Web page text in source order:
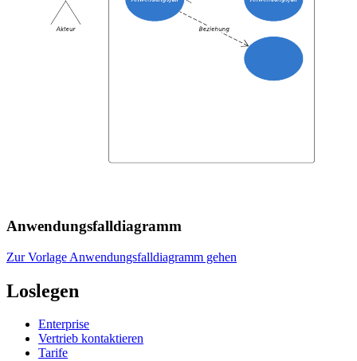
Anwendungsfalldiagramm
Zur Vorlage Anwendungsfalldiagramm gehen
Loslegen
Enterprise
Vertrieb kontaktieren
Tarife